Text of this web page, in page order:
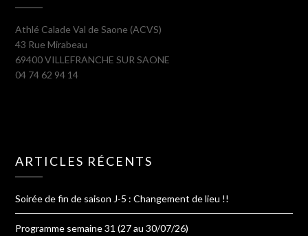
Athlé Calade Val de Saone (ACVS)
43 Rue Mirabeau
69400 VILLEFRANCHE SUR SAONE
04 74 62 94 14
ARTICLES RÉCENTS
Soirée de fin de saison J-5 : Changement de lieu !!
Programme semaine 31 (27 au 30/07/26)